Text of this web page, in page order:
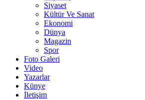
Siyaset
Kültür Ve Sanat
Ekonomi
Dünya
Magazin
Spor
Foto Galeri
Video
Yazarlar
Künye
İletişim